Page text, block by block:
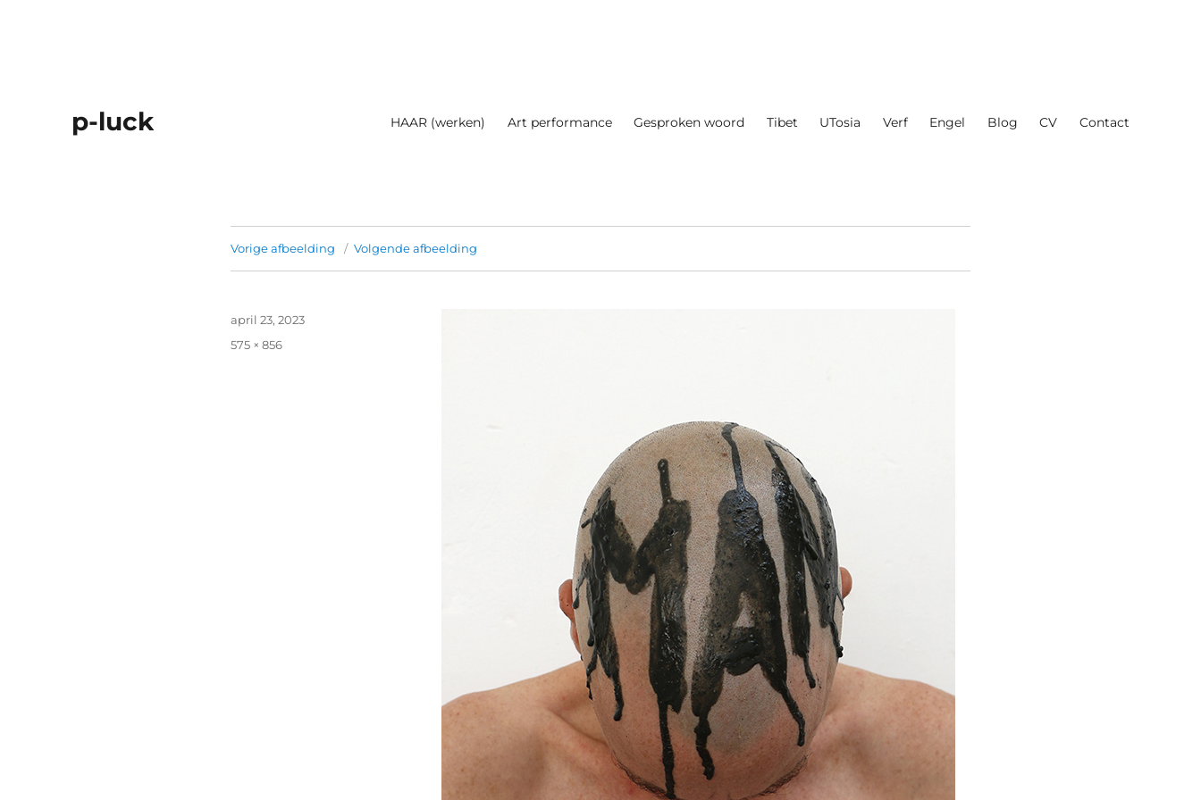
p-luck HAAR (werken) Art performance Gesproken woord Tibet UTosia Verf Engel Blog CV Contact
Vorige afbeelding Volgende afbeelding
Geplaatst
op
april 23, 2023
Volledige
575 × 856